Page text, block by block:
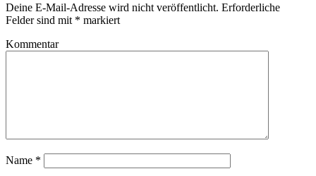
Deine E-Mail-Adresse wird nicht veröffentlicht. Erforderliche
Felder sind mit * markiert
Kommentar
Name *